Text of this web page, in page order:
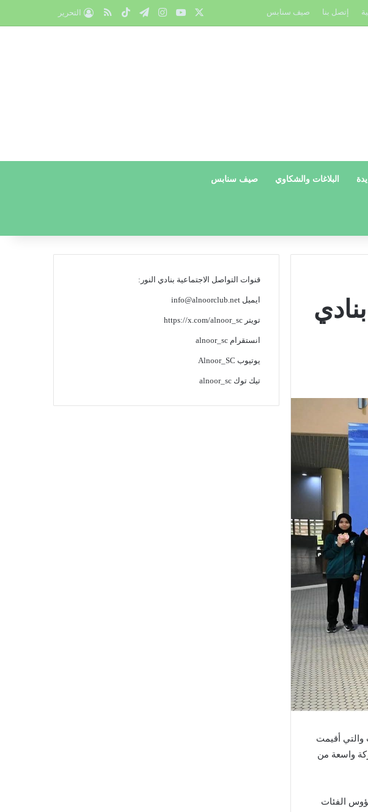
إتصل بنا صيف سنابس يوتيوبانستقرام
تيلقرام‫TikTokملخص الموقع RSS
التحرير
البلاغات والشكاوي صيف سنابس
والتي أقيمت
ومشاركة واسعة من
الفئات
قنوات التواصل الاجتماعية بنادي النور:
ايميلinfo@alnoorclub.net
تويترhttps://x.com/alnoor_sc
انستقرامalnoor_sc
يوتيوب Alnoor_SC
تيك توكalnoor_sc